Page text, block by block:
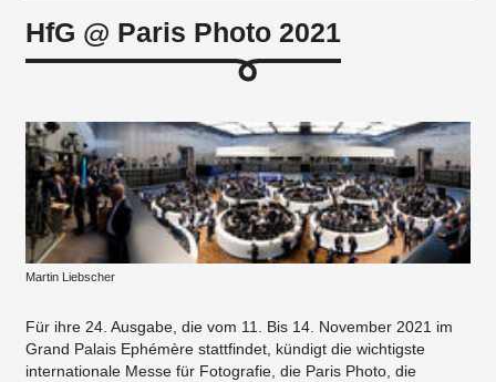
HfG @ Paris Photo 2021
Martin Liebscher
Für ihre 24. Ausgabe, die vom 11. Bis 14. November 2021 im
Grand Palais Ephémère stattfindet, kündigt die wichtigste
internationale Messe für Fotografie, die Paris Photo, die